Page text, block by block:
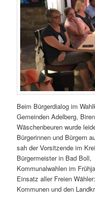
Beim Bürgerdialog im
Gemeinden Adelberg,
Wäschenbeuren wurde
Bürgerinnen und Bürgern
sah der Vorsitzende im
Bürgermeister in Bad
Kommunalwahlen im
Einsatz aller Freien
Kommunen und den